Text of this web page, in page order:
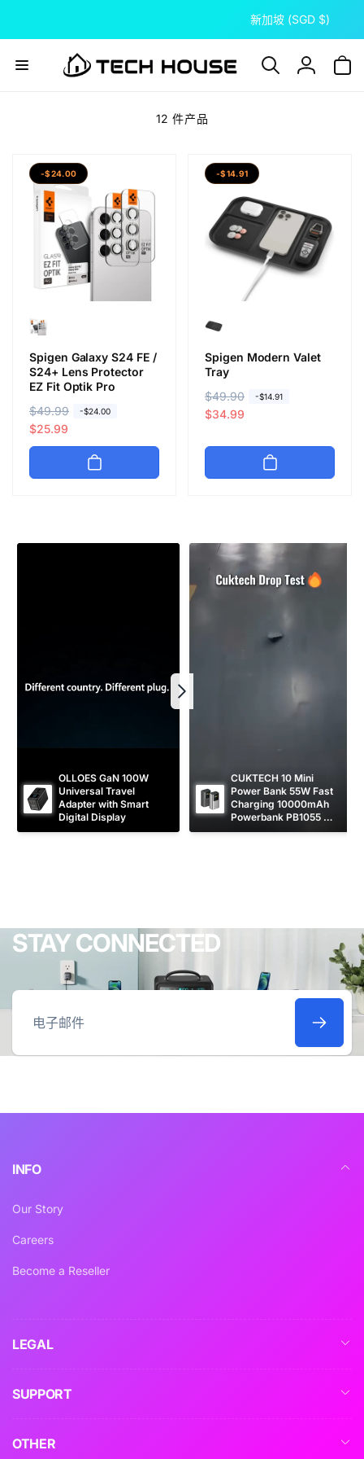
容
家
新加坡 (SGD $)
登
12 件产品
-$24.00
Spigen Galaxy S24 FE /
S24+ Lens Protector
EZ Fit Optik Pro
常
规
价
$49.99 -$24.00
促
销
价
$25.99
-$14.91
Spigen Modern Valet
Tray
常
规
格
$49.90 -$14.91
促
销
$34.99
OLLOES GaN 100W
Universal Travel
Adapter with Smart
Digital Display
CUKTECH 10 Mini
Power Bank 55W Fast
Charging 10000mAh
Powerbank PB1055
[CCC Certified]
STAY CONNECTED
电
件
INFO
Our Story
Careers
Become a Reseller
LEGAL
SUPPORT
OTHER